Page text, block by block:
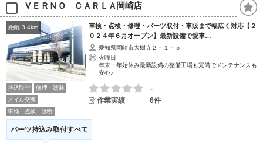
ＶＥＲＮＯ ＣＡＲＬＡ岡崎店
距離:3.4km
車検・点検・修理・パーツ取付・車販まで幅広く対応【２
０２４年６月オープン】最新設備で愛車…
愛知県岡崎市大樹寺２－１－５
火曜日
年末・年始休み最新設備の整備工場も完備でメンテナンスも
安心♪
持込取付
修理・塗装
オイル交換
車検・点検・診断
-
作業実績
6件
パーツ持込み取付すべて